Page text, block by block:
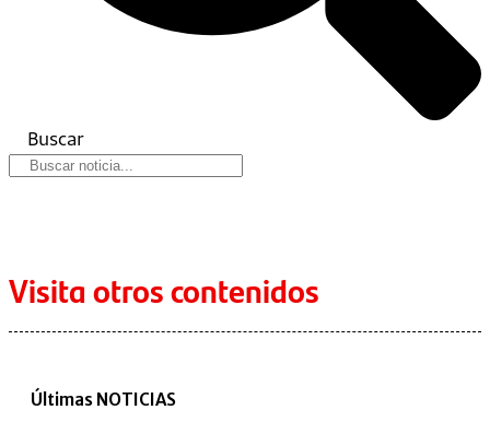
Buscar
Visita otros contenidos
Últimas NOTICIAS